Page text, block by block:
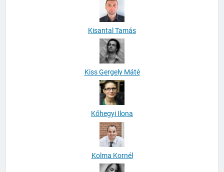
Kisantal Tamás
Kiss Gergely Máté
Kőhegyi Ilona
Kolma Kornél